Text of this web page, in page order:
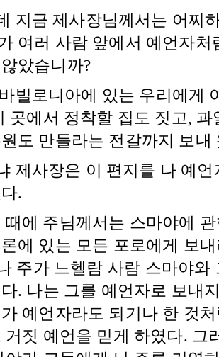
지금 제사장님께서는 어찌
여러 사람 앞에서 예언자처
았습니까?
바빌로니아에 있는 우리에게
곳에서 정착할 집도 짓고,
도 만들라는 전갈까지 보내
제사장은 이 편지를 나 예
.
때에 주님께서는 스마야에
에 있는 모든 포로에게 보
주가 느헬람 사람 스마야와
. 나는 그를 예언자로 보내
예언자라도 되기나 한 것
거짓 예언을 믿게 하였다. 그